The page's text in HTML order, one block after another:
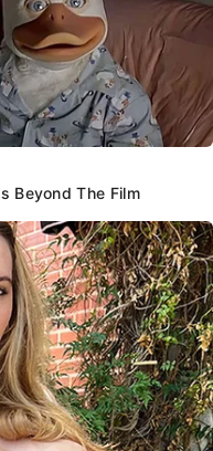
Beyond The Film